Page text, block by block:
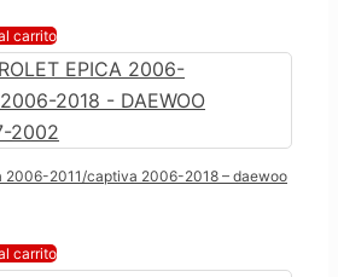
carrito
2006-2011/captiva 2006-2018 – daewoo
carrito